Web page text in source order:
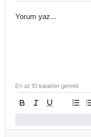
En az 10 karakter gerekli